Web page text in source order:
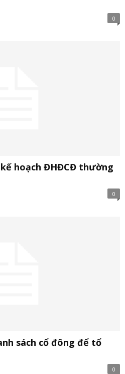
0
hoạch ĐHĐCĐ thường
0
sách cổ đông để tổ
0